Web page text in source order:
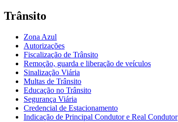
Trânsito
Zona Azul
Autorizações
Fiscalização de Trânsito
Remoção, guarda e liberação de veículos
Sinalização Viária
Multas de Trânsito
Educação no Trânsito
Segurança Viária
Credencial de Estacionamento
Indicação de Principal Condutor e Real Condutor